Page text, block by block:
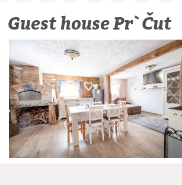
INFORMACIJE
ZA
OBISKOVALCE
KAJ
DOŽIVETI
KAJ
OKUSITI
Guest house Pr` Čut